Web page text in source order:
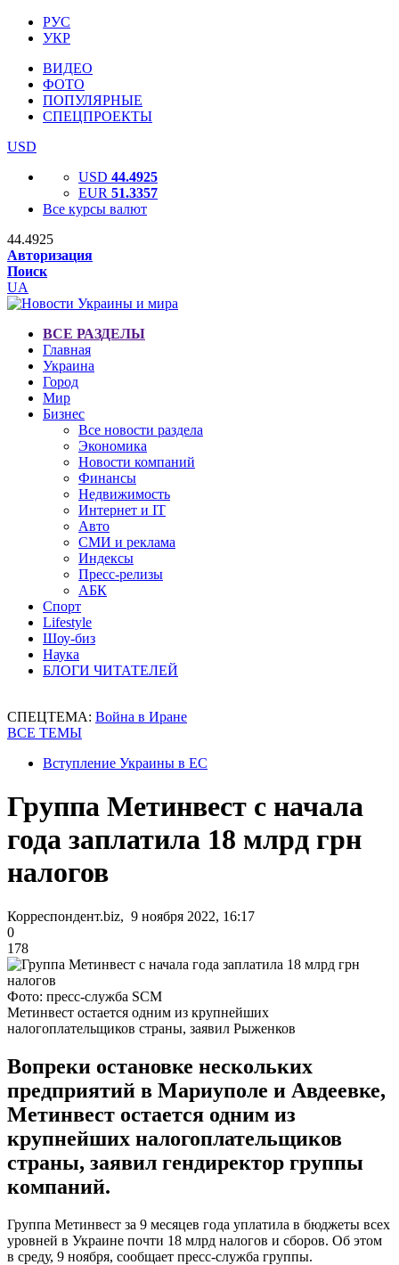
РУС
УКР
ВИДЕО
ФОТО
ПОПУЛЯРНЫЕ
СПЕЦПРОЕКТЫ
USD
USD 44.4925
EUR 51.3357
Все курсы валют
44.4925
Авторизация
Поиск
UA
ВСЕ РАЗДЕЛЫ
Главная
Украина
Город
Мир
Бизнес
Все новости раздела
Экономика
Новости компаний
Финансы
Недвижимость
Интернет и IT
Авто
СМИ и реклама
Индексы
Пресс-релизы
АБК
Спорт
Lifestyle
Шоу-биз
Наука
БЛОГИ ЧИТАТЕЛЕЙ
СПЕЦТЕМА: Война в Иране
ВСЕ ТЕМЫ
Вступление Украины в ЕС
Группа Метинвест с начала
года заплатила 18 млрд грн
налогов
Корреспондент.biz, 9 ноября 2022, 16:17
0
178
Фото: пресс-служба SCM
Метинвест остается одним из крупнейших
налогоплательщиков страны, заявил Рыженков
Вопреки остановке нескольких
предприятий в Мариуполе и Авдеевке,
Метинвест остается одним из
крупнейших налогоплательщиков
страны, заявил гендиректор группы
компаний.
Группа Метинвест за 9 месяцев года уплатила в бюджеты всех
уровней в Украине почти 18 млрд налогов и сборов. Об этом
в среду, 9 ноября, сообщает пресс-служба группы.